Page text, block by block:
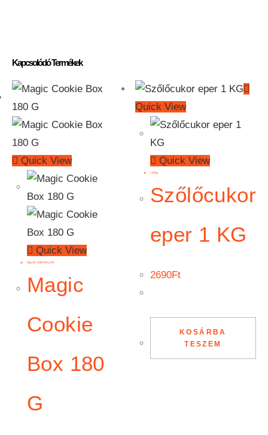
Kapcsolódó Termékek
Quick View
Quick View
Egyéb Sütemények
Magic
Cookie
Box 180
G
Quick View
Quick View
Lédig
Szőlőcukor
eper 1 KG
2690Ft
KOSÁRBA
TESZEM